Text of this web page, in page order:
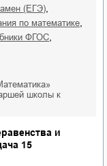
(ЕГЭ)
по математике
ФГОС
школы к
и
15